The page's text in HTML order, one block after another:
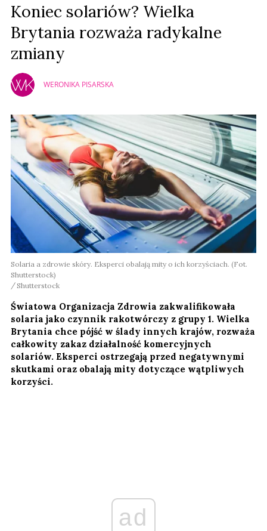
Koniec solariów? Wielka
Brytania rozważa radykalne
zmiany
WERONIKA PISARSKA
Solaria a zdrowie skóry. Eksperci obalają mity o ich korzyściach. (Fot.
Shutterstock)
Shutterstock
Światowa Organizacja Zdrowia zakwalifikowała
solaria jako czynnik rakotwórczy z grupy 1. Wielka
Brytania chce pójść w ślady innych krajów, rozważa
całkowity zakaz działalność komercyjnych
solariów. Eksperci ostrzegają przed negatywnymi
skutkami oraz obalają mity dotyczące wątpliwych
korzyści.
ad